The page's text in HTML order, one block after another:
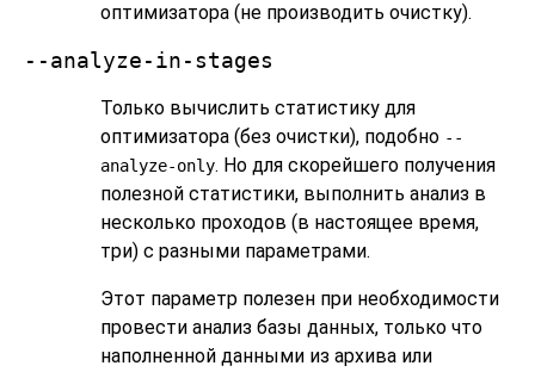
оптимизатора (не производить очистку).
--analyze-in-stages
Только вычислить статистику для
оптимизатора (без очистки), подобно --
analyze-only. Но для скорейшего получения
полезной статистики, выполнить анализ в
несколько проходов (в настоящее время,
три) с разными параметрами.
Этот параметр полезен при необходимости
провести анализ базы данных, только что
наполненной данными из архива или